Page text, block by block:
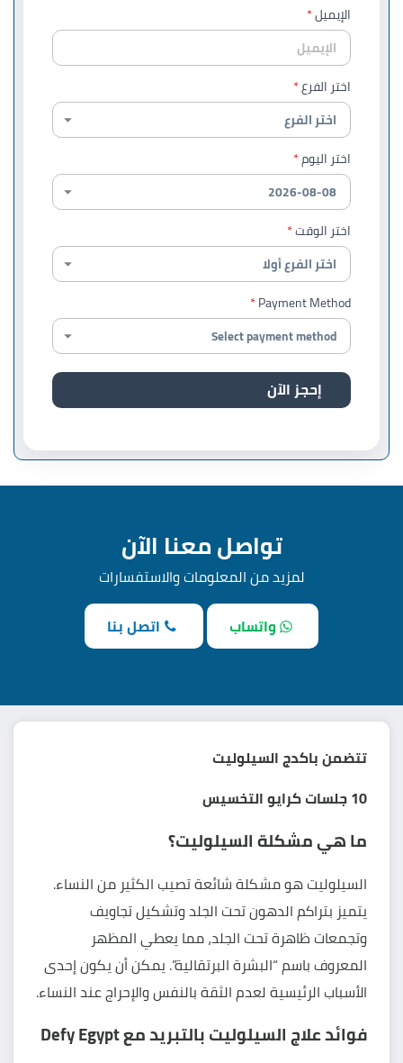
الإيميل
اختر الفرع
اختر اليوم
اختر الوقت
Payment Method
إحجز الآن
تواصل معنا الآن
لمزيد من المعلومات والاستفسارات
واتساب
اتصل بنا
تتضمن باكدج السيلوليت
10 جلسات
كرايو التخسيس
ما هي مشكلة السيلوليت؟
السيلوليت هو مشكلة شائعة تصيب الكثير من النساء.
يتميز بتراكم الدهون تحت الجلد وتشكيل تجاويف
وتجمعات ظاهرة تحت الجلد، مما يعطي المظهر
المعروف باسم “البشرة البرتقالية”. يمكن أن يكون إحدى
الأسباب الرئيسية لعدم الثقة بالنفس والإحراج عند النساء.
فوائد علاج السيلوليت بالتبريد مع Defy Egypt